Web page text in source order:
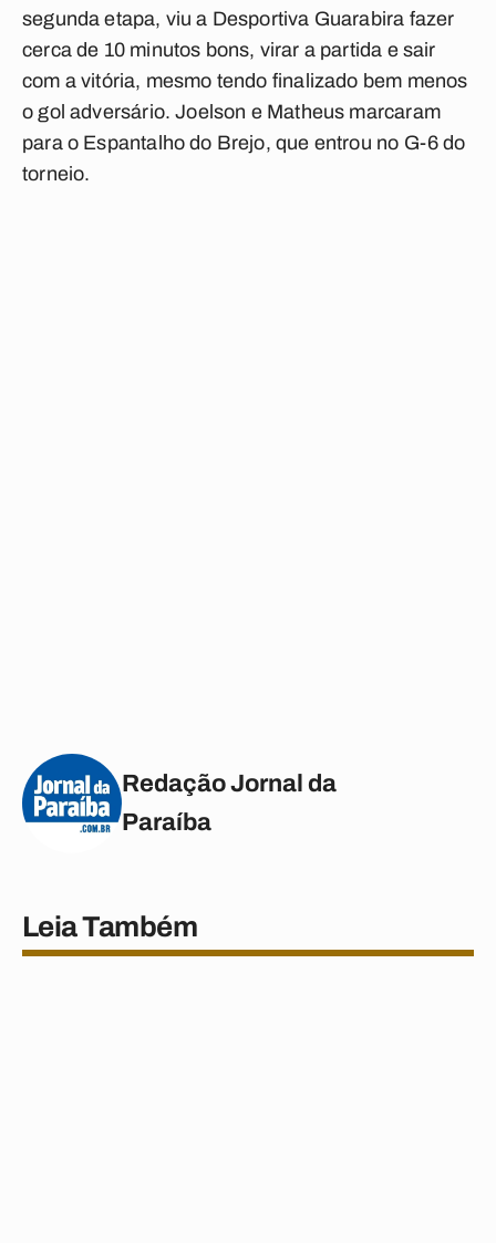
segunda etapa, viu a Desportiva Guarabira fazer
cerca de 10 minutos bons, virar a partida e sair
com a vitória, mesmo tendo finalizado bem menos
o gol adversário. Joelson e Matheus marcaram
para o Espantalho do Brejo, que entrou no G-6 do
torneio.
Redação Jornal da
Paraíba
Leia Também